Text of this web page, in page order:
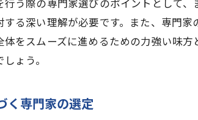
う際の専門家選びのポイントとして
る深い理解が必要です。また、専門
体をスムーズに進めるための力強い味
ょう。
く専門家の選定